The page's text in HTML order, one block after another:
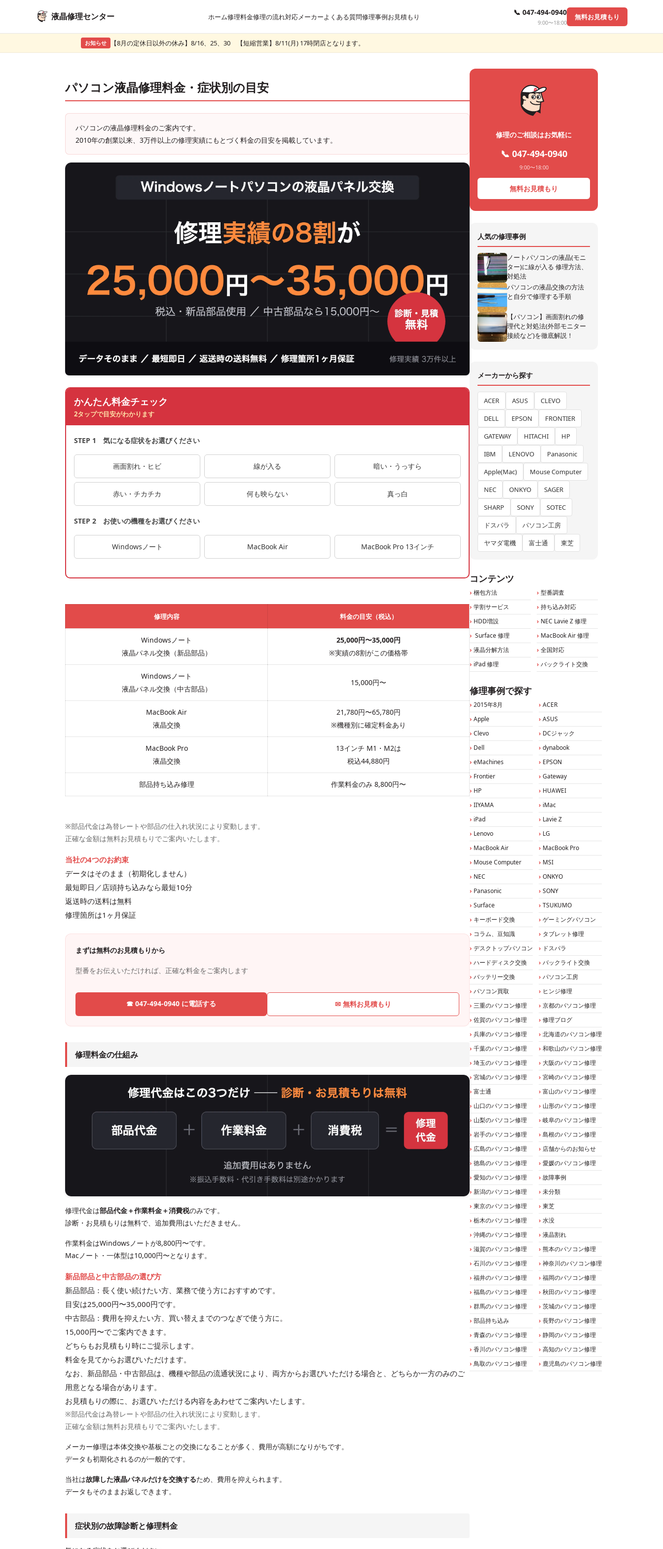
液晶修理センター ホーム修理料金修理の流れ対応メーカーよくある質問修理事例お見積もり 📞 047-494-0940
9:00〜18:00
無料お見積もり
お知らせ 【8月の定休日以外の休み】8/16、25、30 【短縮営業】8/11(月) 17時閉店となります。
パソコン液晶修理料金・症状別の目安
パソコンの液晶修理料金のご案内です。
2010年の創業以来、 3万件以上の修理実績にもとづく料金の目安を掲載しています。
かんたん料金チェック
2タップで目安がわかります
STEP 1 気になる症状をお選びください
画面割れ・ヒビ 線が入る 暗い・うっすら
赤い・チカチカ 何も映らない 真っ白
STEP 2 お使いの機種をお選びください
Windowsノート MacBook Air MacBook Pro 13インチ
修理内容 料金の目安（税込）
Windowsノート
液晶パネル交換（新品部品）
25,000円〜35,000円
※実績の8割がこの価格帯
Windowsノート
液晶パネル交換（中古部品）
15,000円〜
MacBook Air
液晶交換
21,780円〜65,780円
※機種別に確定料金あり
MacBook Pro
液晶交換
13インチ M1・M2は
税込44,880円
部品持ち込み修理 作業料金のみ 8,800円〜
※部品代金は為替レートや部品の仕入れ状況により変動します。
正確な金額は無料お見積もりでご案内いたします。
当社の4つのお約束
データはそのまま（初期化しません）
最短即日／店頭持ち込みなら最短10分
返送時の送料は無料
修理箇所は1ヶ月保証
まずは無料のお見積もりから
型番をお伝えいただければ、正確な料金をご案内します
☎ 047-494-0940 に電話する ✉ 無料お見積もり
修理料金の仕組み
修理代金は部品代金＋作業料金＋消費税のみです。
診断・お見積もりは無料で、追加費用はいただきません。
作業料金はWindowsノートが8,800円〜です。
Macノート・一体型は10,000円〜となります。
新品部品と中古部品の選び方
新品部品：長く使い続けたい方、業務で使う方におすすめです。
目安は25,000円〜35,000円です。
中古部品：費用を抑えたい方、買い替えまでのつなぎで使う方に。
15,000円〜でご案内できます。
どちらもお見積もり時にご提示します。
料金を見てからお選びいただけます。
なお、新品部品・中古部品は、機種や部品の流通状況により、両方からお選びいただける場合と、どちらか一方のみのご
用意となる場合があります。
お見積もりの際に、お選びいただける内容をあわせてご案内いたします。
※部品代金は為替レートや部品の仕入れ状況により変動します。
正確な金額は無料お見積もりでご案内いたします。
メーカー修理は本体交換や基板ごとの交換になることが多く、費用が高額になりがちです。
データも初期化されるのが一般的です。
当社は故障した液晶パネルだけを交換するため、費用を抑えられます。
データもそのままお返しできます。
症状別の故障診断と修理料金
修理のご相談はお気軽に
📞 047-494-0940
9:00〜18:00
無料お見積もり
人気の修理事例
ノートパソコンの液晶(モニ
ター)に線が入る 修理方法、
対処法
パソコンの液晶交換の方法
と自分で修理する手順
【パソコン】画面割れの修
理代と対処法(外部モニター
接続など)を徹底解説！
メーカーから探す
ACER ASUS
CLEVO
DELL
EPSON
FRONTIER
GATEWAY
HITACHI
HP
IBM
LENOVO
Panasonic
Apple(Mac)
Mouse Computer
NEC
ONKYO
SAGER
SHARP
SONY
SOTEC
ドスパラ
パソコン工房
ヤマダ電機
富士通 東芝
コンテンツ
梱包方法
型番調査
学割サービス
持ち込み対応
HDD増設
NEC Lavie Z 修理
Surface 修理
MacBook Air 修理
液晶分解方法
全国対応
iPad 修理
バックライト交換
修理事例で探す
2015年8月
ACER
Apple
ASUS
Clevo
DCジャック
Dell
dynabook
eMachines
EPSON
Frontier
Gateway
HP
HUAWEI
IIYAMA
iMac
iPad
Lavie Z
Lenovo
LG
MacBook Air
MacBook Pro
Mouse Computer
MSI
NEC
ONKYO
Panasonic
SONY
Surface
TSUKUMO
キーボード交換
ゲーミングパソコン
コラム、豆知識
タブレット修理
デスクトップパソコン
ドスパラ
ハードディスク交換
バックライト交換
バッテリー交換
パソコン工房
パソコン買取
ヒンジ修理
三重のパソコン修理
京都のパソコン修理
佐賀のパソコン修理
修理ブログ
兵庫のパソコン修理
北海道のパソコン修理
千葉のパソコン修理
和歌山のパソコン修理
埼玉のパソコン修理
大阪のパソコン修理
宮城のパソコン修理
宮崎のパソコン修理
富士通
富山のパソコン修理
山口のパソコン修理
山形のパソコン修理
山梨のパソコン修理
岐阜のパソコン修理
岩手のパソコン修理
島根のパソコン修理
広島のパソコン修理
店舗からのお知らせ
徳島のパソコン修理
愛媛のパソコン修理
愛知のパソコン修理
故障事例
新潟のパソコン修理
未分類
東京のパソコン修理
東芝
栃木のパソコン修理
水没
沖縄のパソコン修理
液晶割れ
滋賀のパソコン修理
熊本のパソコン修理
石川のパソコン修理
神奈川のパソコン修理
福井のパソコン修理
福岡のパソコン修理
福島のパソコン修理
秋田のパソコン修理
群馬のパソコン修理
茨城のパソコン修理
部品持ち込み
長野のパソコン修理
青森のパソコン修理
静岡のパソコン修理
香川のパソコン修理
高知のパソコン修理
鳥取のパソコン修理
鹿児島のパソコン修理